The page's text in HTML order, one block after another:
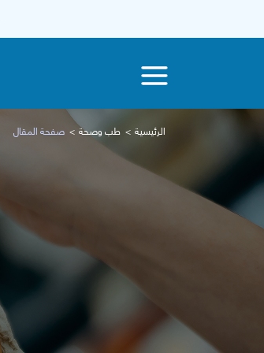
الرئيسية طب وصحة صفحة المقال